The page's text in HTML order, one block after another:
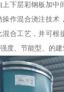
下层彩钢板加中
作混合浇注技术
合工艺，并可根
度、节能型、的建